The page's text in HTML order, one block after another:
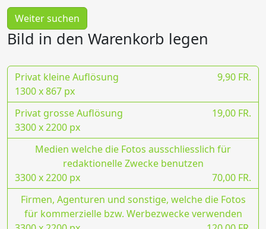
Weiter suchen
Bild in den Warenkorb legen
Privat kleine Auflösung
9,90 FR.
1300 x 867 px
Privat grosse Auflösung
19,00 FR.
3300 x 2200 px
Medien welche die Fotos ausschliesslich für
redaktionelle Zwecke benutzen
70,00 FR.
3300 x 2200 px
Firmen, Agenturen und sonstige, welche die Fotos
für kommerzielle bzw. Werbezwecke verwenden